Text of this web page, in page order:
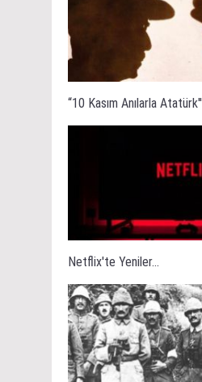
“10 Kasım Anılarla Atatürk''
Netflix'te Yeniler...